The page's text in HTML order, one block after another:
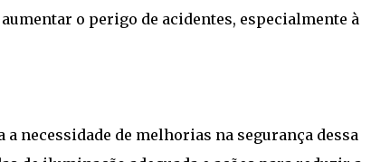
o perigo de acidentes, especialmente à
necessidade de melhorias na segurança dessa